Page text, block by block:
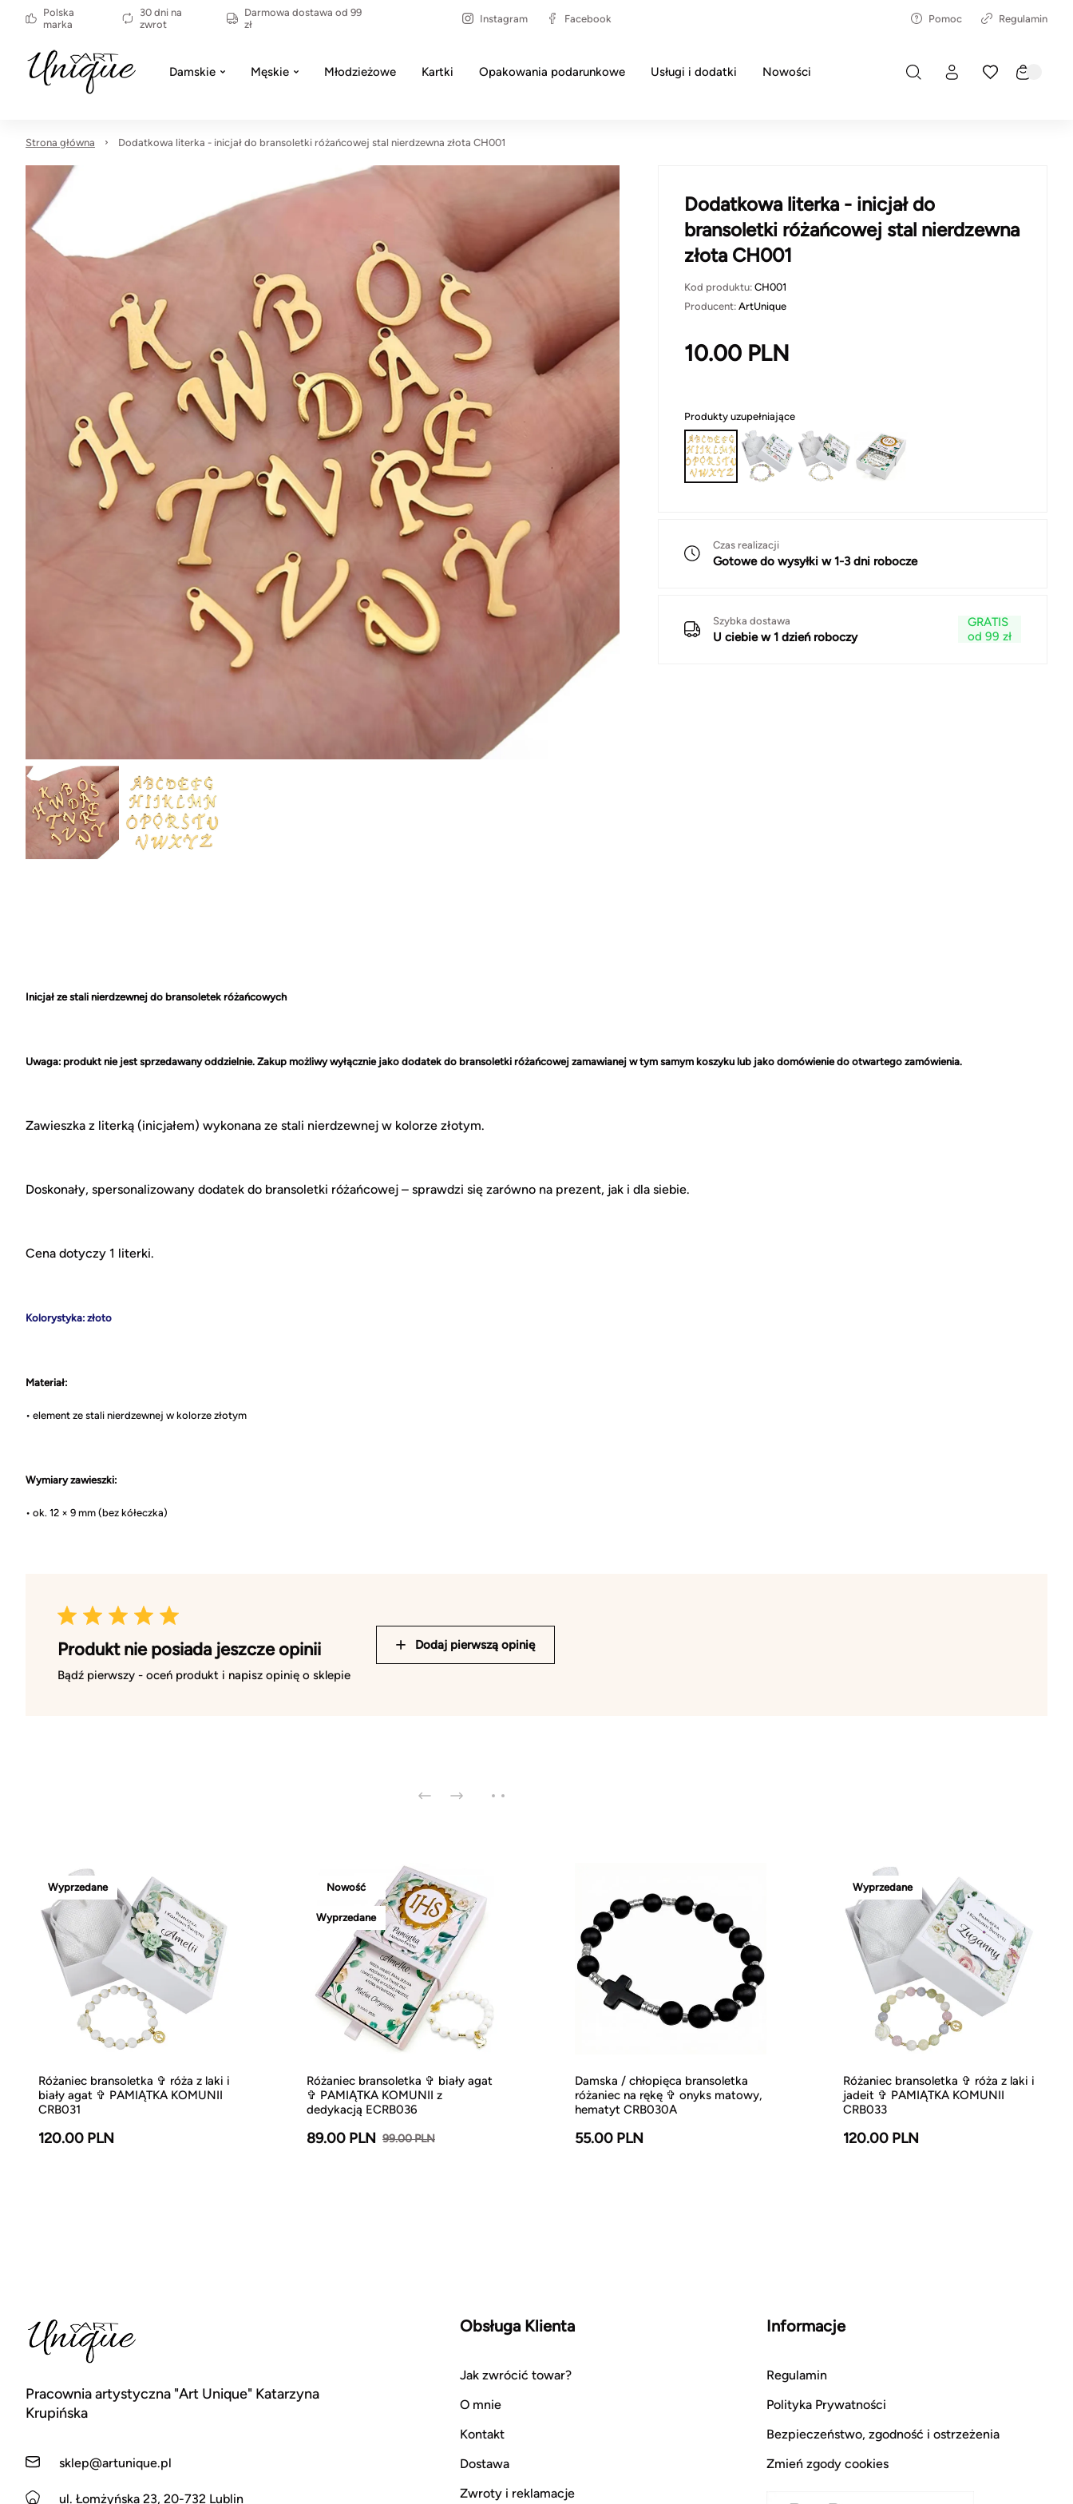
Polska
marka
30 dni na
zwrot
Darmowa dostawa od 99
zł
Instagram Facebook Pomoc Regulamin
Damskie Męskie Młodzieżowe Kartki Opakowania podarunkowe Usługi i dodatki Nowości
Strona główna Dodatkowa literka - inicjał do bransoletki różańcowej stal nierdzewna złota CH001
Dodatkowa literka - inicjał do
bransoletki różańcowej stal nierdzewna
złota CH001
Kod produktu: CH001
Producent: ArtUnique
10.00 PLN
Produkty uzupełniające
Czas realizacji
Gotowe do wysyłki w 1-3 dni robocze
Szybka dostawa
U ciebie w 1 dzień roboczy
GRATIS
od 99 zł
Inicjał ze stali nierdzewnej do bransoletek różańcowych
Uwaga: produkt nie jest sprzedawany oddzielnie. Zakup możliwy wyłącznie jako dodatek do bransoletki różańcowej zamawianej w tym samym koszyku lub jako domówienie do otwartego zamówienia.
Zawieszka z literką (inicjałem) wykonana ze stali nierdzewnej w kolorze złotym.
Doskonały, spersonalizowany dodatek do bransoletki różańcowej – sprawdzi się zarówno na prezent, jak i dla siebie.
Cena dotyczy 1 literki.
Kolorystyka: złoto
Materiał:
• element ze stali nierdzewnej w kolorze złotym
Wymiary zawieszki:
• ok. 12 × 9 mm (bez kółeczka)
Produkt nie posiada jeszcze opinii
Bądź pierwszy - oceń produkt i napisz opinię o sklepie
Dodaj pierwszą opinię
Wyprzedane
Różaniec bransoletka ✞ róża z laki i
biały agat ✞ PAMIĄTKA KOMUNII
CRB031
120.00 PLN
Nowość
Wyprzedane
Różaniec bransoletka ✞ biały agat
✞ PAMIĄTKA KOMUNII z
dedykacją ECRB036
89.00 PLN 99.00 PLN
Damska / chłopięca bransoletka
różaniec na rękę ✞ onyks matowy,
hematyt CRB030A
55.00 PLN
Wyprzedane
Różaniec bransoletka ✞ róża z laki i
jadeit ✞ PAMIĄTKA KOMUNII
CRB033
120.00 PLN
Pracownia artystyczna "Art Unique" Katarzyna
Krupińska
sklep@artunique.pl
ul. Łomżyńska 23, 20-732 Lublin
Obsługa Klienta
Jak zwrócić towar?
O mnie
Kontakt
Dostawa
Zwroty i reklamacje
Informacje
Regulamin
Polityka Prywatności
Bezpieczeństwo, zgodność i ostrzeżenia
Zmień zgody cookies